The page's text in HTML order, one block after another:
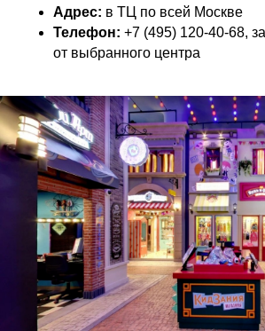
Адрес: в ТЦ по всей Москве
Телефон: +7 (495) 120-40-68,
от выбранного центра